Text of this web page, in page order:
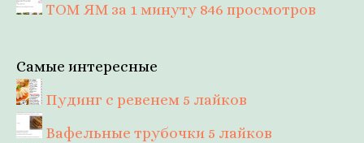
ТОМ ЯМ за 1 минуту 846 просмотров
Самые интересные
Пудинг с ревенем 5 лайков
Вафельные трубочки 5 лайков